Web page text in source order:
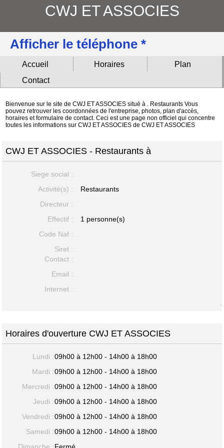
CWJ ET ASSOCIES
Afficher le téléphone *
Accueil Horaires
Plan
Contact
Bienvenue sur le site de CWJ ET ASSOCIES situé à . Restaurants Vous
pouvez retrouver les coordonnées de l'entreprise, photos, plan d'accès,
horaires et formulaire de contact. Ceci est une page non officiel qui concentre
toutes les informations sur CWJ ET ASSOCIES de CWJ ET ASSOCIES
CWJ ET ASSOCIES - Restaurants à
Siege social :
Activité(s) :
Restaurants
Directeur :
Effectif :
1 personne(s)
Code Naf :
Siret :
Contact :
Email :
Internet :
-
Horaires d'ouverture CWJ ET ASSOCIES
Lundi :09h00 à 12h00 - 14h00 à 18h00
Mardi :09h00 à 12h00 - 14h00 à 18h00
Mercredi :09h00 à 12h00 - 14h00 à 18h00
Jeudi :09h00 à 12h00 - 14h00 à 18h00
Vendredi :09h00 à 12h00 - 14h00 à 18h00
Samedi :09h00 à 12h00 - 14h00 à 18h00
Dimanche :Fermé